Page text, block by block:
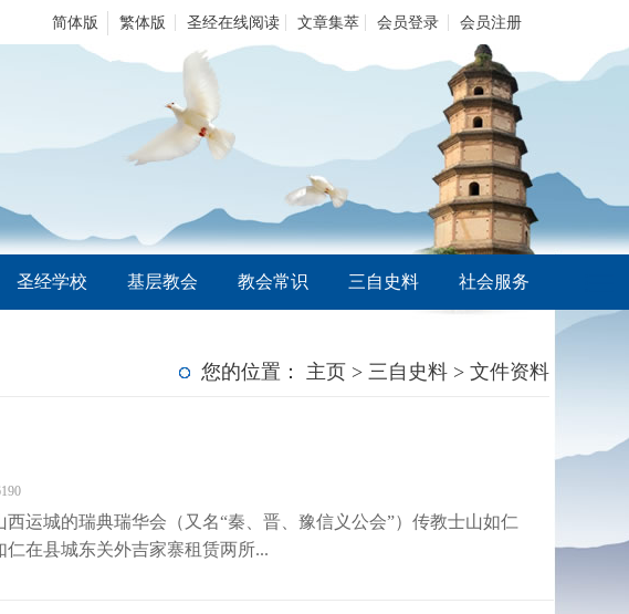
简体版 繁体版 圣经在线阅读 文章集萃 会员登录 会员注册
圣经学校 基层教会 教会常识 三自史料 社会服务
您的位置： 主页 > 三自史料 > 文件资料
运城的瑞典瑞华会（又名“秦、晋、豫信义公会”）传教士山如仁
仁在县城东关外吉家寨租赁两所...